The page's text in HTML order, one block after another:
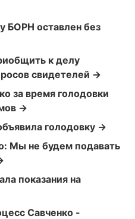
БОРН оставлен без
к делу
свидетелей →
за время голодовки
→
голодовку →
Мы не будем подавать
показания на
Савченко -